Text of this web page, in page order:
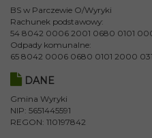
BS w Parczewie O/Wyryki
Rachunek podstawowy:
54 8042 0006 2001 0680 0101
Odpady komunalne:
65 8042 0006 0680 0101 2000
DANE
Gmina Wyryki
NIP: 5651445591
REGON: 110197842